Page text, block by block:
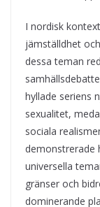
I nordisk
jämställdhet
dessa teman
hyllade seriens
sexualitet,
sociala
demonstrerade
universella
gränser och
dominerande